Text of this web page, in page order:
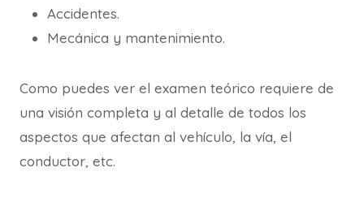
Accidentes.
Mecánica y mantenimiento.
Como puedes ver el examen teórico requiere de
una visión completa y al detalle de todos los
aspectos que afectan al vehículo, la vía, el
conductor, etc.